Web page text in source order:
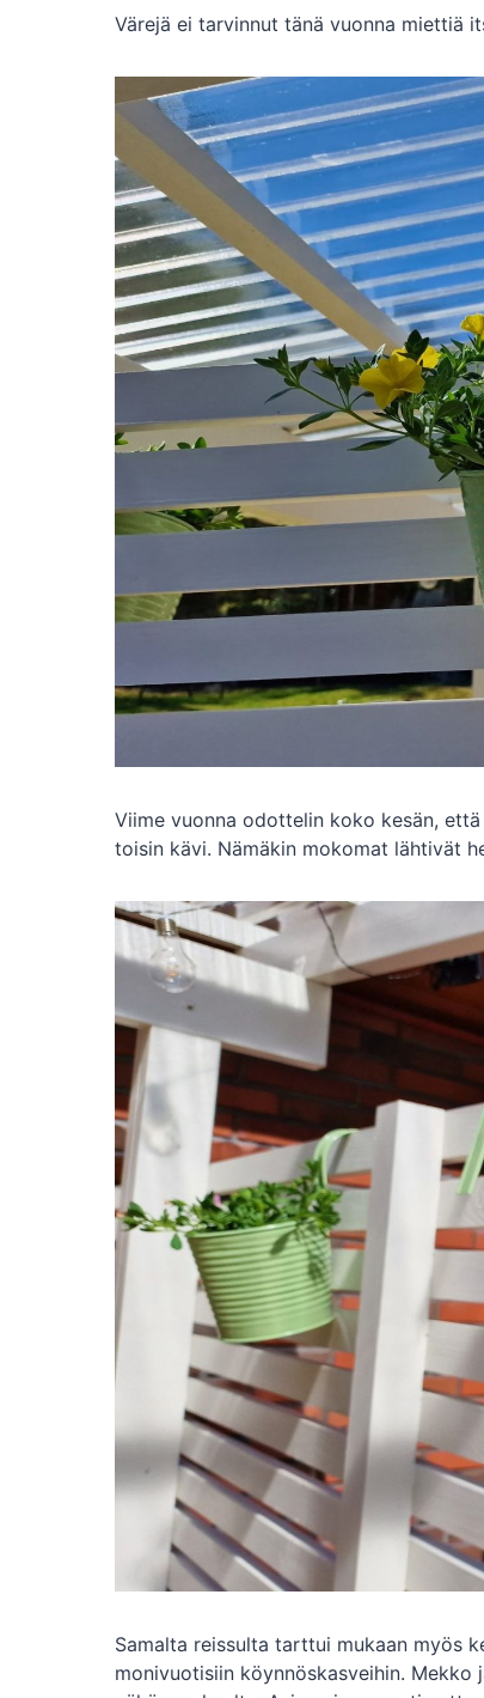
Värejä ei tarvinnut tänä vuonna miettiä
Viime vuonna odottelin koko kesän,
toisin kävi. Nämäkin mokomat lähtivät
Samalta reissulta tarttui mukaan myös
monivuotisiin köynnöskasveihin.